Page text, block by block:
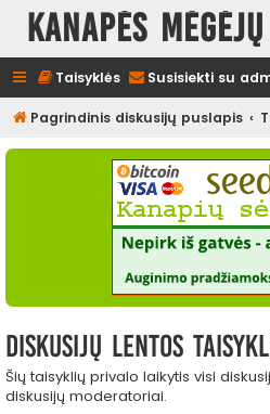
Kanapės
Taisyklės Susisiekti su
Pagrindinis diskusijų puslapis
Diskusijų lentos
Šių taisyklių privalo laikytis visi
diskusijų moderatoriai.